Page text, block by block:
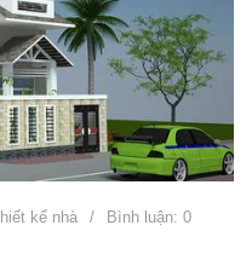
kế nhà / Bình luận: 0